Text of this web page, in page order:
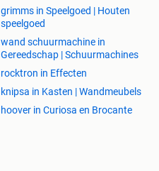
grimms in Speelgoed | Houten
speelgoed
wand schuurmachine in
Gereedschap | Schuurmachines
rocktron in Effecten
knipsa in Kasten | Wandmeubels
hoover in Curiosa en Brocante